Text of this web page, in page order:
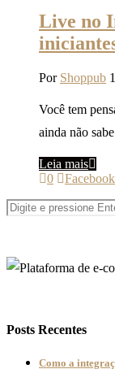
Live no
Por Shoppub
Você tem
ainda não
Leia mais
0
Facebook
Posts Recentes
Como a